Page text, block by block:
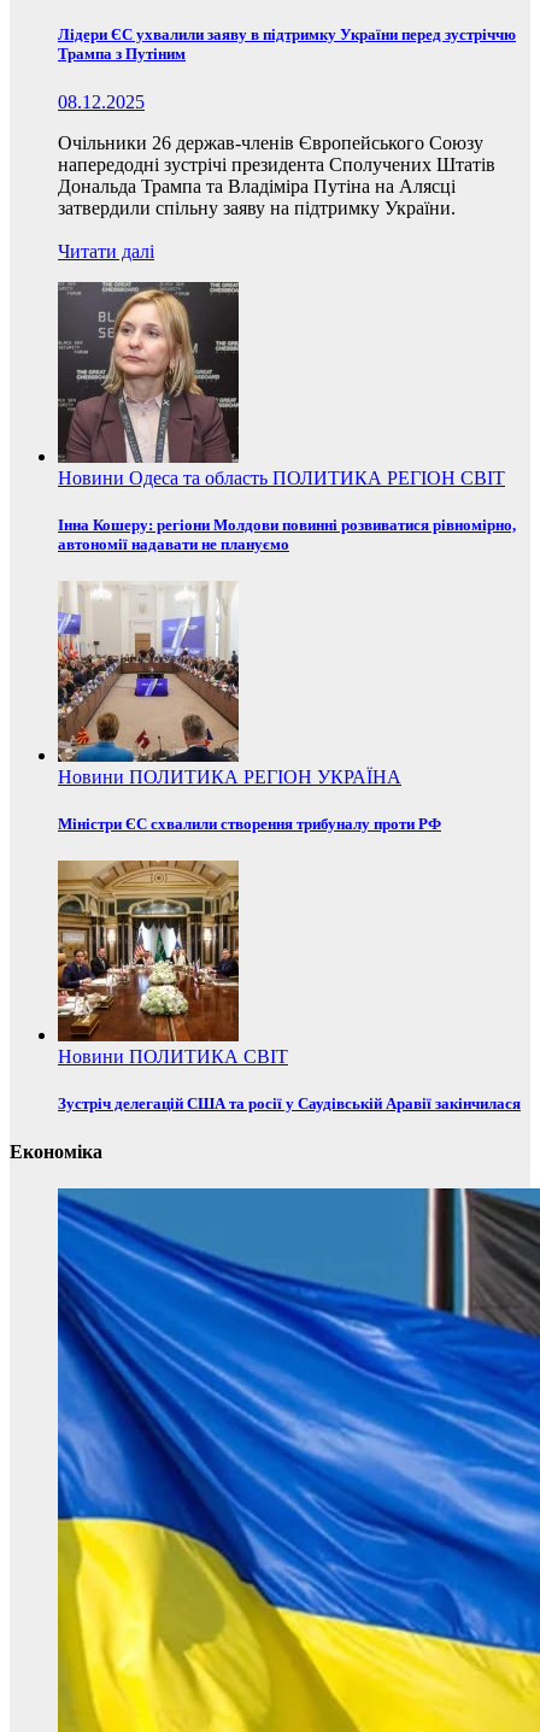
Лідери ЄС ухвалили заяву в підтримку України перед зустріччю
Трампа з Путіним
08.12.2025
Очільники 26 держав-членів Європейського Союзу
напередодні зустрічі президента Сполучених Штатів
Дональда Трампа та Владіміра Путіна на Алясці
затвердили спільну заяву на підтримку України.
Читати далі
Новини Одеса та область ПОЛИТИКА РЕГІОН СВІТ
Інна Кошеру: регіони Молдови повинні розвиватися рівномірно,
автономії надавати не плануємо
Новини ПОЛИТИКА РЕГІОН УКРАЇНА
Міністри ЄС схвалили створення трибуналу проти РФ
Новини ПОЛИТИКА СВІТ
Зустріч делегацій США та росії у Саудівській Аравії закінчилася
Економіка